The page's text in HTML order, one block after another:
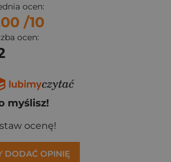
ocen:
/10
ocen:
myślisz!
ocenę!
DODAĆ OPINIĘ